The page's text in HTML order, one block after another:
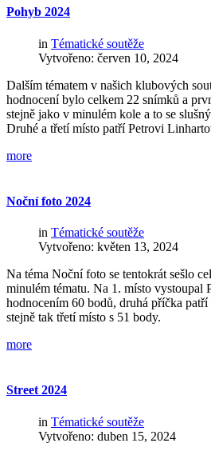
Pohyb 2024
in Tématické soutěže
Vytvořeno: červen 10, 2024
Dalším tématem v našich klubových
hodnocení bylo celkem 22 snímků a
stejně jako v minulém kole a to se
Druhé a třetí místo patří Petrovi
more
Noční foto 2024
in Tématické soutěže
Vytvořeno: květen 13, 2024
Na téma Noční foto se tentokrát sešlo
minulém tématu. Na 1. místo vystoupal
hodnocením 60 bodů, druhá příčka
stejně tak třetí místo s 51 body.
more
Street 2024
in Tématické soutěže
Vytvořeno: duben 15, 2024